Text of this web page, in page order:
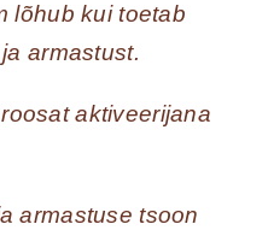
lõhub kui toetab
armastust.
aktiveerijana
armastuse tsoon